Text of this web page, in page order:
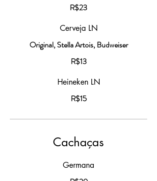
R$23
Cerveja LN
Original, Stella Artois, Budweiser
R$13
Heineken LN
R$15
Cachaças
Germana